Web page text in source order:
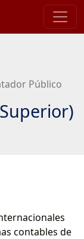
Público
contables de